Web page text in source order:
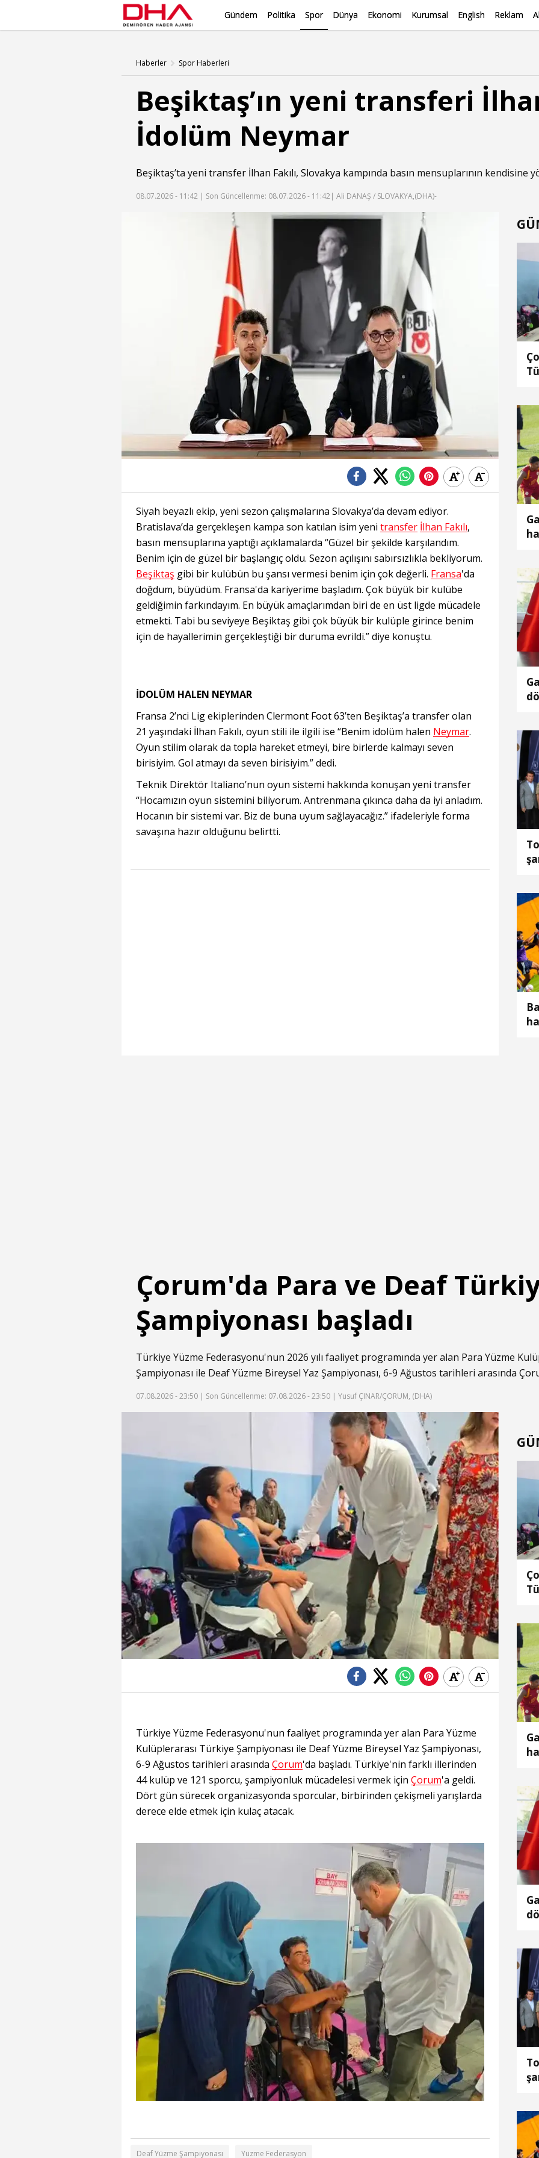
Gündem Politika Spor Dünya Ekonomi Kurumsal English Reklam
Haberler Spor Haberleri
Beşiktaş’ın yeni transferi
İdolüm Neymar
Beşiktaş’ta yeni transfer İlhan Fakılı, Slovakya kampında basın mensuplarının kendisine
08.07.2026 - 11:42 | Son Güncellenme: 08.07.2026 - 11:42 | Ali DANAŞ / SLOVAKYA,(DHA)-
Siyah beyazlı ekip, yeni sezon çalışmalarına Slovakya’da devam ediyor.
Bratislava’da gerçekleşen kampa son katılan isim yeni transfer İlhan Fakılı,
basın mensuplarına yaptığı açıklamalarda “Güzel bir şekilde karşılandım.
Benim için de güzel bir başlangıç oldu. Sezon açılışını sabırsızlıkla bekliyorum.
Beşiktaş gibi bir kulübün bu şansı vermesi benim için çok değerli. Fransa'da
doğdum, büyüdüm. Fransa'da kariyerime başladım. Çok büyük bir kulübe
geldiğimin farkındayım. En büyük amaçlarımdan biri de en üst ligde mücadele
etmekti. Tabi bu seviyeye Beşiktaş gibi çok büyük bir kulüple girince benim
için de hayallerimin gerçekleştiği bir duruma evrildi.” diye konuştu.
İDOLÜM HALEN NEYMAR
Fransa 2’nci Lig ekiplerinden Clermont Foot 63’ten Beşiktaş’a transfer olan
21 yaşındaki İlhan Fakılı, oyun stili ile ilgili ise “Benim idolüm halen Neymar.
Oyun stilim olarak da topla hareket etmeyi, bire birlerde kalmayı seven
birisiyim. Gol atmayı da seven birisiyim.” dedi.
Teknik Direktör Italiano’nun oyun sistemi hakkında konuşan yeni transfer
“Hocamızın oyun sistemini biliyorum. Antrenmana çıkınca daha da iyi anladım.
Hocanın bir sistemi var. Biz de buna uyum sağlayacağız.” ifadeleriyle forma
savaşına hazır olduğunu belirtti.
Çorum'da Para ve Deaf
Şampiyonası başladı
Türkiye Yüzme Federasyonu'nun 2026 yılı faaliyet programında yer alan Para Yüzme
Şampiyonası ile Deaf Yüzme Bireysel Yaz Şampiyonası, 6-9 Ağustos tarihleri arasında
07.08.2026 - 23:50 | Son Güncellenme: 07.08.2026 - 23:50 | Yusuf ÇINAR/ÇORUM, (DHA)
Türkiye Yüzme Federasyonu'nun faaliyet programında yer alan Para Yüzme
Kulüplerarası Türkiye Şampiyonası ile Deaf Yüzme Bireysel Yaz Şampiyonası,
6-9 Ağustos tarihleri arasında Çorum'da başladı. Türkiye'nin farklı illerinden
44 kulüp ve 121 sporcu, şampiyonluk mücadelesi vermek için Çorum'a geldi.
Dört gün sürecek organizasyonda sporcular, birbirinden çekişmeli yarışlarda
derece elde etmek için kulaç atacak.
Deaf Yüzme Şampiyonası Yüzme Federasyon